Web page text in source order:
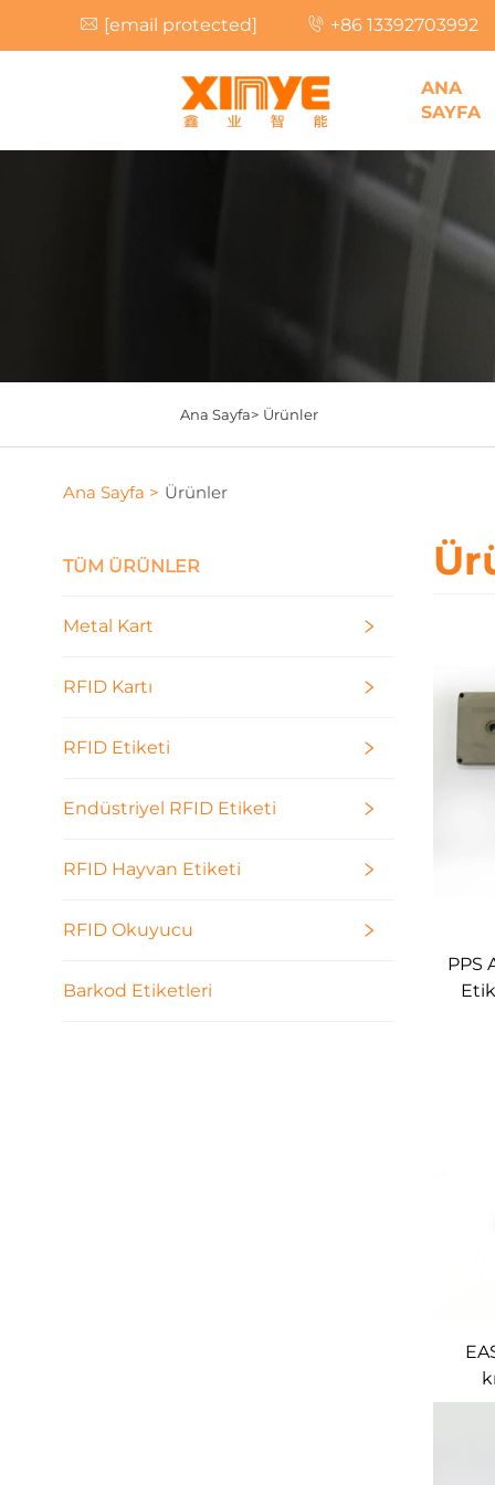
[email protected] +86 13392703992
ANA
SAYFA
Ana Sayfa> Ürünler
Ana Sayfa > Ürünler
TÜM ÜRÜNLER
Metal Kart
RFID Kartı
RFID Etiketi
Endüstriyel RFID Etiketi
RFID Hayvan Etiketi
RFID Okuyucu
Barkod Etiketleri
PPS